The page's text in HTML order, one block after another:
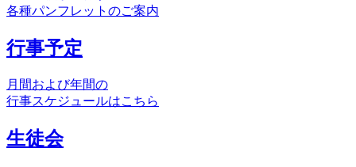
各種パンフレットのご案内
行事予定
月間および年間の
行事スケジュールはこちら
生徒会